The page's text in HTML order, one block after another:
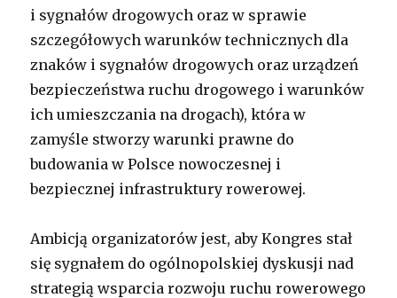
i sygnałów drogowych oraz w sprawie
szczegółowych warunków technicznych dla
znaków i sygnałów drogowych oraz urządzeń
bezpieczeństwa ruchu drogowego i warunków
ich umieszczania na drogach), która w
zamyśle stworzy warunki prawne do
budowania w Polsce nowoczesnej i
bezpiecznej infrastruktury rowerowej.
Ambicją organizatorów jest, aby Kongres stał
się sygnałem do ogólnopolskiej dyskusji nad
strategią wsparcia rozwoju ruchu rowerowego